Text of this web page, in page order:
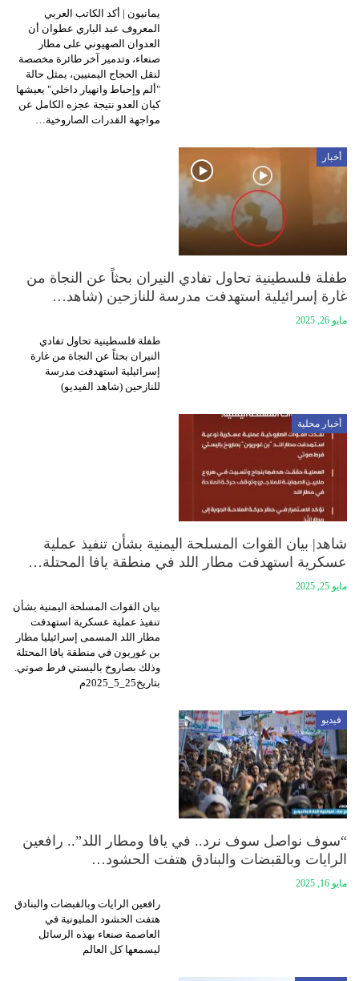
يمانيون | أكد الكاتب العربي
المعروف عبد الباري عطوان أن
العدوان الصهيوني على مطار
صنعاء، وتدمير آخر طائرة مخصصة
لنقل الحجاج اليمنيين، يمثل حالة
"ألم وإحباط وانهيار داخلي" يعيشها
كيان العدو نتيجة عجزه الكامل عن
مواجهة القدرات الصاروخية…
أخبار
طفلة فلسطينية تحاول تفادي النيران بحثاً عن النجاة من
غارة إسرائيلية استهدفت مدرسة للنازحين (شاهد…
مايو 26, 2025
طفلة فلسطينية تحاول تفادي
النيران بحثاً عن النجاة من غارة
إسرائيلية استهدفت مدرسة
للنازحين (شاهد الفيديو)
أخبار محلية
شاهد| بيان القوات المسلحة اليمنية بشأن تنفيذ عملية
عسكرية استهدفت مطار اللد في منطقة يافا المحتلة…
مايو 25, 2025
بيان القوات المسلحة اليمنية بشأن
تنفيذ عملية عسكرية استهدفت
مطار اللد المسمى إسرائيليا مطار
بن غوريون في منطقة يافا المحتلة
وذلك بصاروخ باليستي فرط صوتي.
بتاريخ25_5_2025م
فيديو
“سوف نواصل سوف نرد.. في يافا ومطار اللد”.. رافعين
الرايات وبالقبضات والبنادق هتفت الحشود…
مايو 16, 2025
رافعين الرايات وبالقبضات والبنادق
هتفت الحشود المليونية في
العاصمة صنعاء بهذه الرسائل
ليسمعها كل العالم